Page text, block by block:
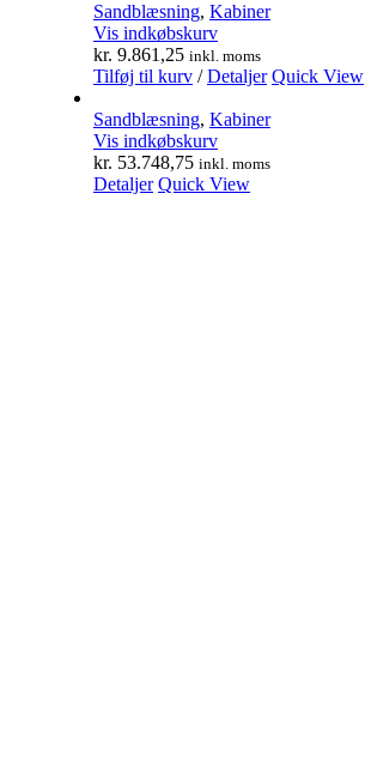
Sandblæsning, Kabiner
Vis indkøbskurv
kr. 9.861,25 inkl. moms
Tilføj til kurv/ Detaljer Quick View
Sandblæsning, Kabiner
Vis indkøbskurv
kr. 53.748,75 inkl. moms
Detaljer Quick View